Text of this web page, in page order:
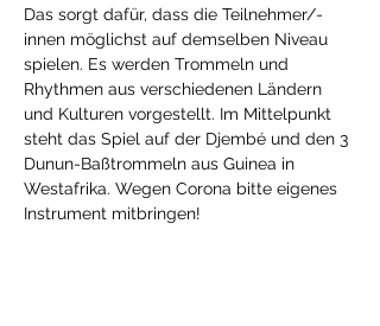
Das sorgt dafür, dass die Teilnehmer/-
innen möglichst auf demselben Niveau
spielen. Es werden Trommeln und
Rhythmen aus verschiedenen Ländern
und Kulturen vorgestellt. Im Mittelpunkt
steht das Spiel auf der Djembé und den 3
Dunun-Baßtrommeln aus Guinea in
Westafrika. Wegen Corona bitte eigenes
Instrument mitbringen!